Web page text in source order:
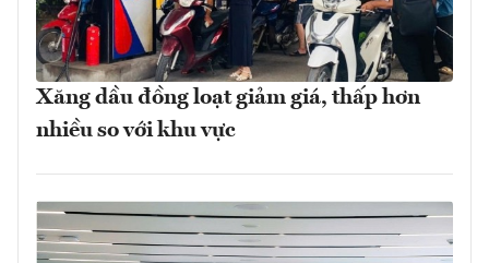
Xăng dầu đồng loạt giảm giá, thấp hơn
nhiều so với khu vực